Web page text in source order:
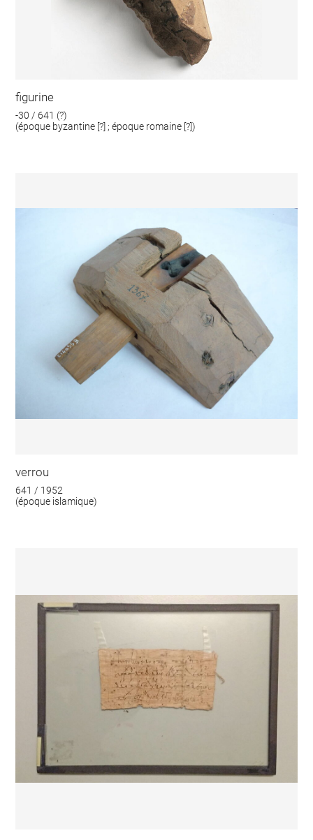
figurine
-30 / 641 (?)
(époque byzantine [?] ; époque romaine [?])
verrou
641 / 1952
(époque islamique)